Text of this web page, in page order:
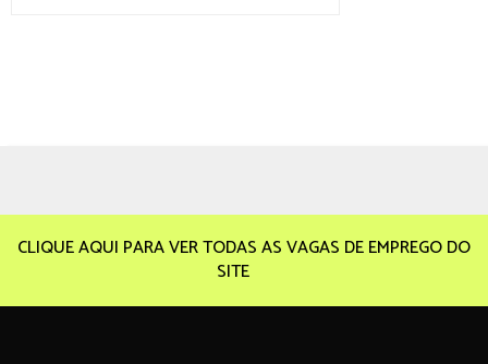
CLIQUE AQUI PARA VER TODAS AS VAGAS DE EMPREGO DO
SITE